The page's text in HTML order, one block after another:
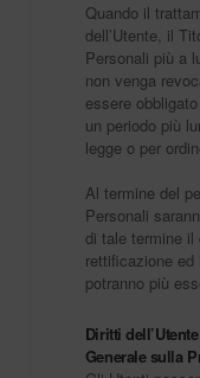
Quando il
dell’Utente, il
Personali più a
non venga
essere
un periodo più
legge o per
Al termine del
Personali
di tale termine
rettificazione
potranno più
Diritti
Generale sulla